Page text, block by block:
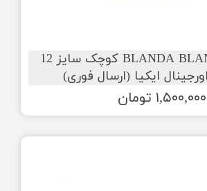
کاسه ایکیا BLANDA BLANK کوچک سایز 12
ایکیا (ارسال فوری)
۱,۵۰۰,۰۰۰ تومان